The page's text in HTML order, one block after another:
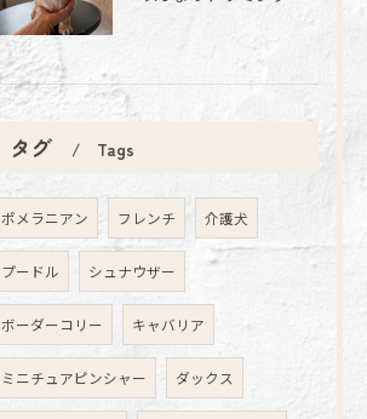
タグ Tags
ポメラニアン フレンチ 介護犬
プードル シュナウザー
ボーダーコリー キャバリア
ミニチュアピンシャー ダックス